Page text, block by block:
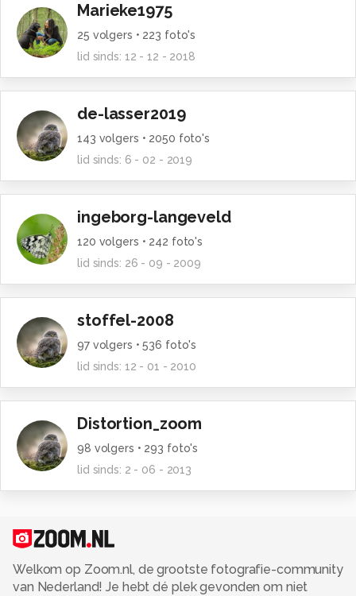
Marieke1975
25 volgers • 223 foto's
lid sinds: 12 - 12 - 2018
de-lasser2019
143 volgers • 2050 foto's
lid sinds: 6 - 02 - 2019
ingeborg-langeveld
120 volgers • 242 foto's
lid sinds: 26 - 09 - 2009
stoffel-2008
97volgers •536 foto's
lid sinds: 12 - 01 - 2010
Distortion_zoom
98 volgers • 293 foto's
lid sinds: 2 - 06 - 2013
Welkom op Zoom.nl, de grootste fotografie-community
van Nederland! Je hebt dé plek gevonden om niet